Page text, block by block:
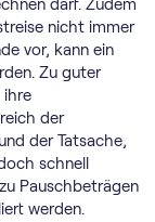
darf. Zudem
nicht immer
vor, kann ein
Zu guter
ihre
der
der Tatsache,
schnell
Pauschbeträgen
werden.